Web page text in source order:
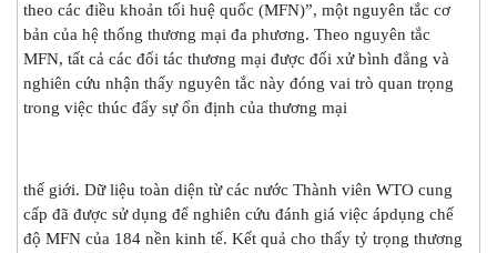
theo các điều khoản tối huệ quốc (MFN)”, một nguyên tắc cơ
bản của hệ thống thương mại đa phương. Theo nguyên tắc
MFN, tất cả các đối tác thương mại được đối xử bình đẳng và
nghiên cứu nhận thấy nguyên tắc này đóng vai trò quan trọng
trong việc thúc đẩy sự ổn định của thương mại
thế giới. Dữ liệu toàn diện từ các nước Thành viên WTO cung
cấp đã được sử dụng để nghiên cứu đánh giá việc ápdụng chế
độ MFN của 184 nền kinh tế. Kết quả cho thấy tỷ trọng thương